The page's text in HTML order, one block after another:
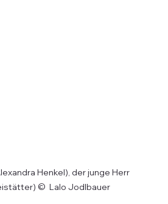
Henkel), der junge Herr
©  Lalo Jodlbauer